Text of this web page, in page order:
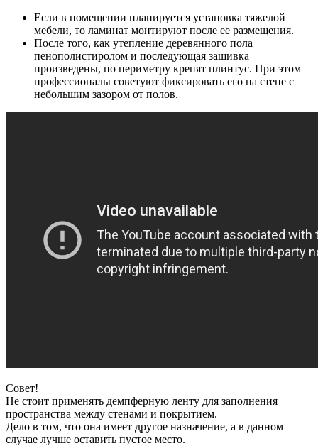
Если в помещении планируется установка тяжелой
мебели, то ламинат монтируют после ее размещения.
После того, как утепление деревянного пола
пенополистиролом и последующая зашивка
произведены, по периметру крепят плинтус. При этом
профессионалы советуют фиксировать его на стене с
небольшим зазором от полов.
Совет!
Не стоит применять демпферную ленту для заполнения
пространства между стенами и покрытием.
Дело в том, что она имеет другое назначение, а в данном
случае лучше оставить пустое место.